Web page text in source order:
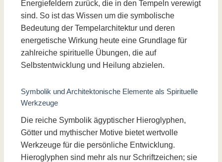
Energiefeldern zurück, die in den Tempeln verewigt
sind. So ist das Wissen um die symbolische
Bedeutung der Tempelarchitektur und deren
energetische Wirkung heute eine Grundlage für
zahlreiche spirituelle Übungen, die auf
Selbstentwicklung und Heilung abzielen.
Symbolik und Architektonische Elemente als Spirituelle
Werkzeuge
Die reiche Symbolik ägyptischer Hieroglyphen,
Götter und mythischer Motive bietet wertvolle
Werkzeuge für die persönliche Entwicklung.
Hieroglyphen sind mehr als nur Schriftzeichen; sie